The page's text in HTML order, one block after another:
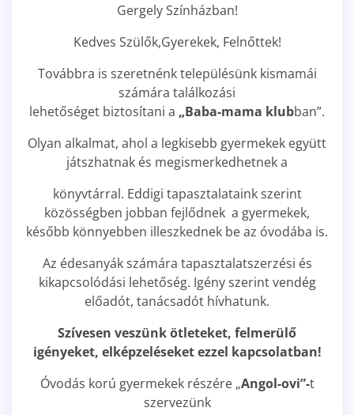
Gergely Színházban!
Kedves Szülők,Gyerekek, Felnőttek!
Továbbra is szeretnénk településünk kismamái
számára találkozási
lehetőséget biztosítani a „Baba-mama klubban”.
Olyan alkalmat, ahol a legkisebb gyermekek együtt
játszhatnak és megismerkedhetnek a
könyvtárral. Eddigi tapasztalataink szerint
közösségben jobban fejlődnek a gyermekek,
később könnyebben illeszkednek be az óvodába is.
Az édesanyák számára tapasztalatszerzési és
kikapcsolódási lehetőség. Igény szerint vendég
előadót, tanácsadót hívhatunk.
Szívesen veszünk ötleteket, felmerülő
igényeket, elképzeléseket ezzel kapcsolatban!
Óvodás korú gyermekek részére „Angol-ovi”-t
szervezünk